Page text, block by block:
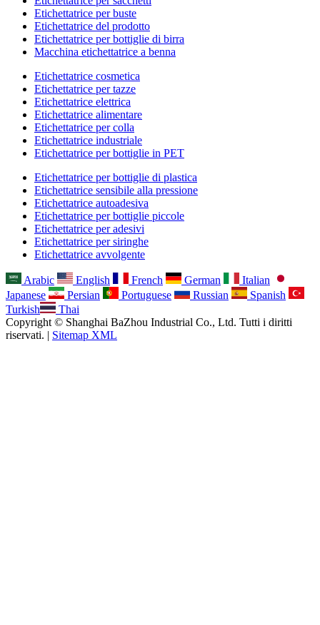
Etichettatrice per buste
Etichettatrice del prodotto
Etichettatrice per bottiglie di birra
Macchina etichettatrice a benna
Etichettatrice cosmetica
Etichettatrice per tazze
Etichettatrice elettrica
Etichettatrice alimentare
Etichettatrice per colla
Etichettatrice industriale
Etichettatrice per bottiglie in PET
Etichettatrice per bottiglie di plastica
Etichettatrice sensibile alla pressione
Etichettatrice autoadesiva
Etichettatrice per bottiglie piccole
Etichettatrice per adesivi
Etichettatrice per siringhe
Etichettatrice avvolgente
Arabic English French German
Italian
Japanese
Persian Portuguese Russian
Spanish
Turkish
Thai
Copyright © Shanghai BaZhou Industrial Co., Ltd. Tutti i diritti
riservati. | Sitemap XML